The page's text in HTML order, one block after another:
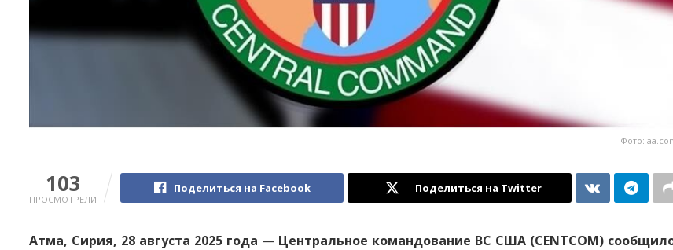
Фото:
103
ПРОСМОТРЕЛИ
Поделиться на Facebook Поделиться на Twitter
Атма, Сирия, 28 августа 2025 года — Центральное командование ВС США (CENTCOM)